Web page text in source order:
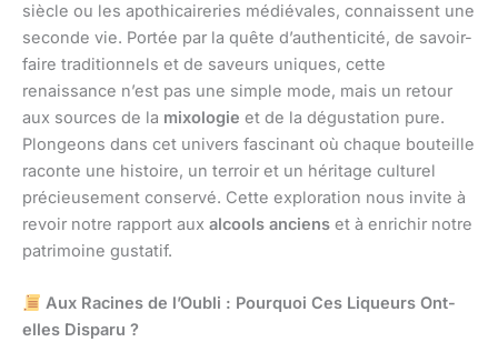
siècle ou les apothicaireries médiévales, connaissent une
seconde vie. Portée par la quête d’authenticité, de savoir-
faire traditionnels et de saveurs uniques, cette
renaissance n’est pas une simple mode, mais un retour
aux sources de la mixologie et de la dégustation pure.
Plongeons dans cet univers fascinant où chaque bouteille
raconte une histoire, un terroir et un héritage culturel
précieusement conservé. Cette exploration nous invite à
revoir notre rapport aux alcools anciens et à enrichir notre
patrimoine gustatif.
Aux Racines de l’Oubli : Pourquoi Ces Liqueurs Ont-
elles Disparu ?